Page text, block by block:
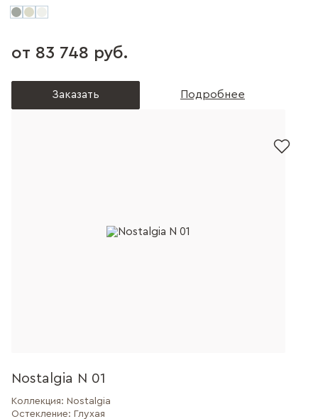
от 83 748 руб.
Заказать Подробнее
Nostalgia N 01
Коллекция: Nostalgia
Остекление: Глухая